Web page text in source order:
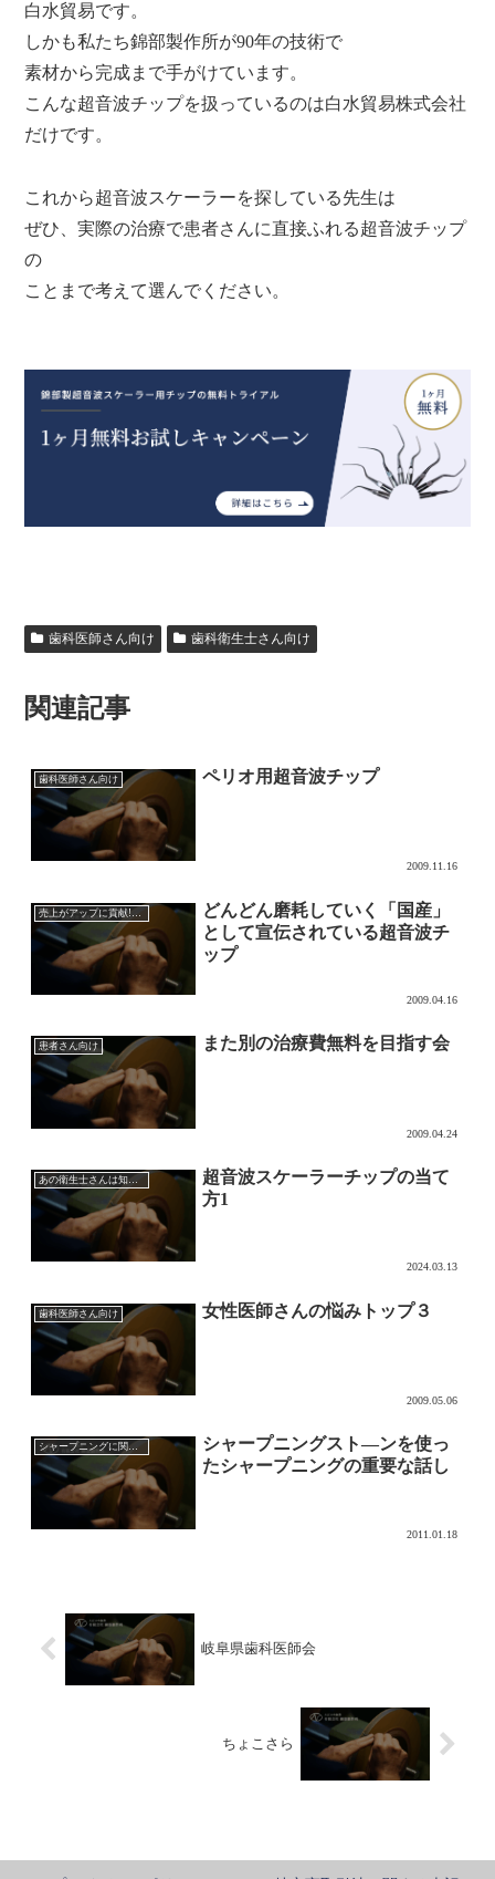
白水貿易です。
しかも私たち錦部製作所が90年の技術で
素材から完成まで手がけています。
こんな超音波チップを扱っているのは白水貿易株式会社
だけです。
これから超音波スケーラーを探している先生は
ぜひ、実際の治療で患者さんに直接ふれる超音波チップ
の
ことまで考えて選んでください。
歯科医師さん向け 歯科衛生士さん向け
関連記事
歯科医師さん向け ペリオ用超音波チップ
2009.11.16
どんどん磨耗していく「国産」
として宣伝されている超音波チ
ップ
2009.04.16
患者さん向け また別の治療費無料を目指す会
2009.04.24
あの衛生士さんは知っている超音波チップの効果的な使い方
超音波スケーラーチップの当て
方1
2024.03.13
歯科医師さん向け 女性医師さんの悩みトップ３
2009.05.06
シャープニングに関して
シャープニングスト―ンを使っ
たシャープニングの重要な話し
2011.01.18
岐阜県歯科医師会
ちょこさら